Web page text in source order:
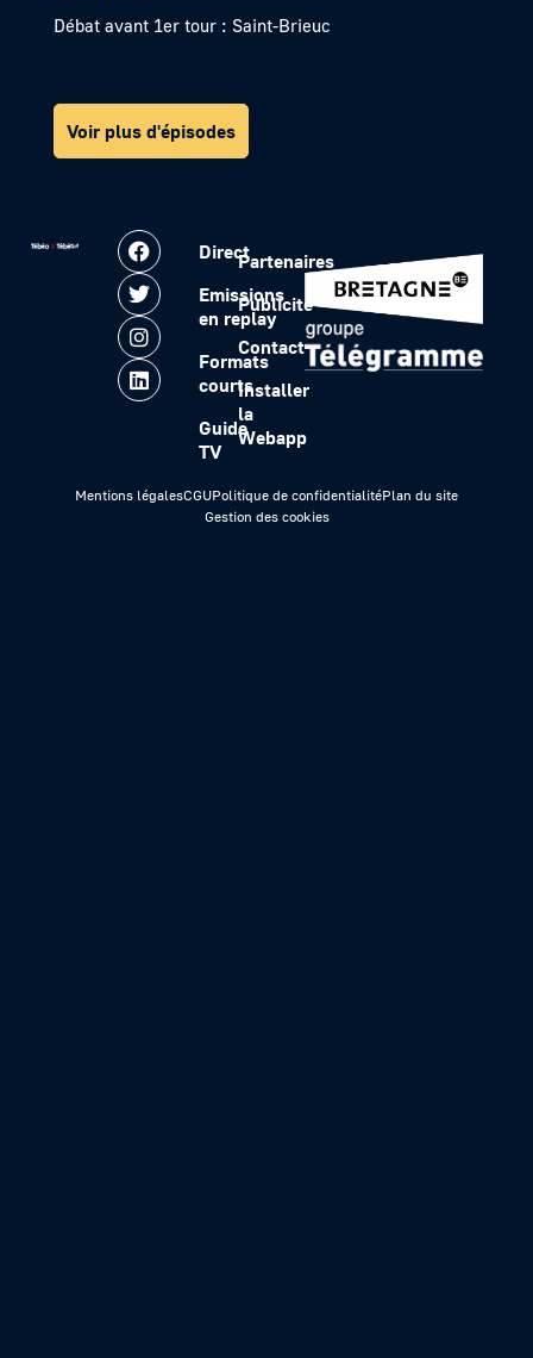
Débat avant 1er tour : Saint-Brieuc
Voir plus d'épisodes
Direct
Emissions
en replay
Formats
courts
Guide
TV
Partenaires
Publicité
Contact
Installer
la
Webapp
Mentions légalesCGUPolitique de confidentialitéPlan du site
Gestion des cookies